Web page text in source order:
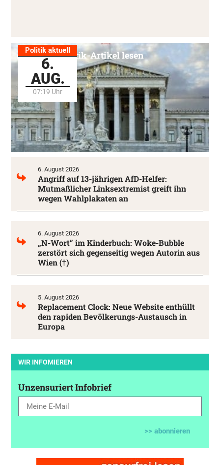
Politik aktuell
6.
AUG.
07:19 Uhr
Alle Politik-Artikel lesen
6. August 2026
Angriff auf 13-jährigen AfD-Helfer:
Mutmaßlicher Linksextremist greift ihn
wegen Wahlplakaten an
6. August 2026
„N-Wort” im Kinderbuch: Woke-Bubble
zerstört sich gegenseitig wegen Autorin aus
Wien (†)
5. August 2026
Replacement Clock: Neue Website enthüllt
den rapiden Bevölkerungs-Austausch in
Europa
WIR INFOMIEREN
Unzensuriert Infobrief
>> abonnieren